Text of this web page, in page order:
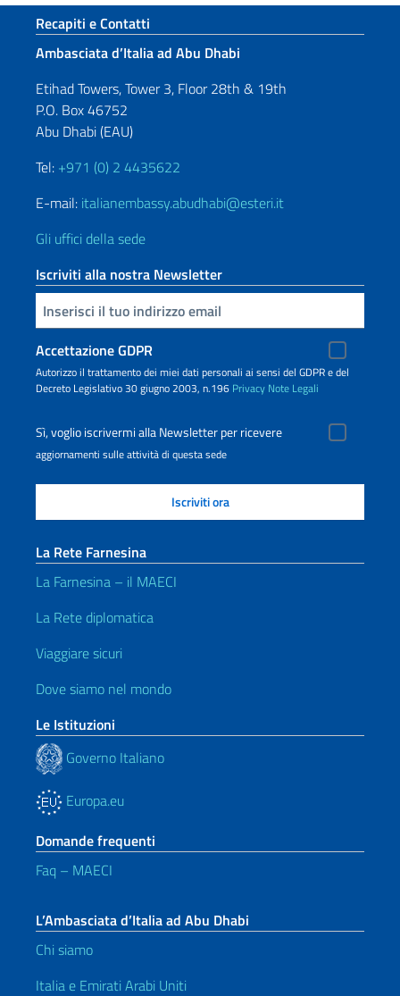
Sezione footer
Recapiti e Contatti
Ambasciata d’Italia ad Abu Dhabi
Etihad Towers, Tower 3, Floor 28th & 19th
P.O. Box 46752
Abu Dhabi (EAU)
Tel: +971 (0) 2 4435622
E-mail: italianembassy.abudhabi@esteri.it
Gli uffici della sede
Iscriviti alla nostra Newsletter
Inserisci la tua email
Accettazione GDPR
Autorizzo il trattamento dei miei dati personali ai sensi del GDPR e del
Decreto Legislativo 30 giugno 2003, n.196 Privacy Note Legali
Sì, voglio iscrivermi alla Newsletter per ricevere
aggiornamenti sulle attività di questa sede
La Rete Farnesina
La Farnesina – il MAECI
La Rete diplomatica
Viaggiare sicuri
Dove siamo nel mondo
Le Istituzioni
Governo Italiano
Europa.eu
Domande frequenti
Faq – MAECI
L’Ambasciata d’Italia ad Abu Dhabi
Chi siamo
Italia e Emirati Arabi Uniti